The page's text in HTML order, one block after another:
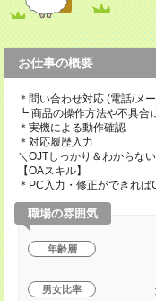
お仕事の概要
＊問い合わせ対応 (電話/メ
┗ 商品の操作方法や不具合
＊実機による動作確認
＊対応履歴入力
＼OJTしっかり＆わからな
【OAスキル】
＊PC入力・修正ができれば
職場の雰囲気
年齢層
男女比率